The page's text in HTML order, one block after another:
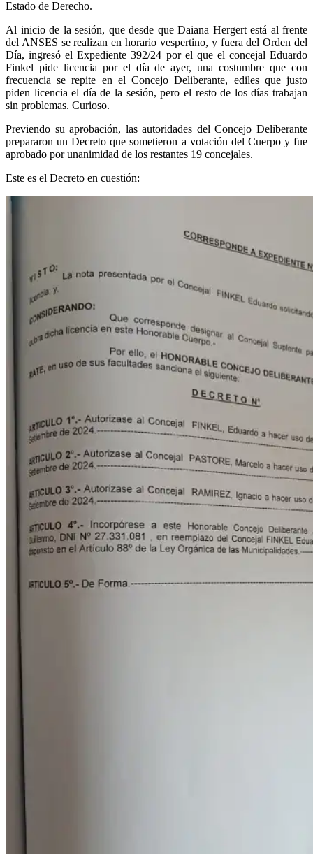
Estado de Derecho.
Al inicio de la sesión, que desde que Daiana Hergert está al frente
del ANSES se realizan en horario vespertino, y fuera del Orden del
Día, ingresó el Expediente 392/24 por el que el concejal Eduardo
Finkel pide licencia por el día de ayer, una costumbre que con
frecuencia se repite en el Concejo Deliberante, ediles que justo
piden licencia el día de la sesión, pero el resto de los días trabajan
sin problemas. Curioso.
Previendo su aprobación, las autoridades del Concejo Deliberante
prepararon un Decreto que sometieron a votación del Cuerpo y fue
aprobado por unanimidad de los restantes 19 concejales.
Este es el Decreto en cuestión: